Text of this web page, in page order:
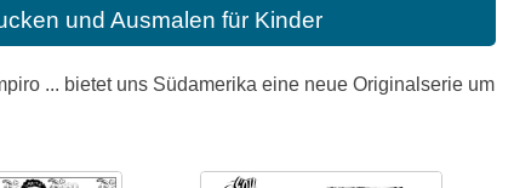
und Ausmalen für Kinder
... bietet uns Südamerika eine neue Originalserie um